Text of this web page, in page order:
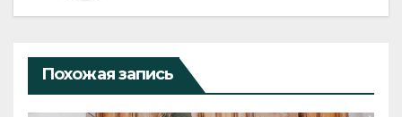
Похожая запись